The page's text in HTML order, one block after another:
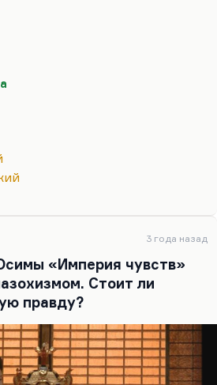
иглы». Остальных
а этот ушёл от него, и
ему никогда не простил. И
точно его вывел,
умеющего всегда быть
небогатом внутреннем
обиды в известном смысле
часть любовной лирики
случае всё, посвящённое…
3 года назад
«Империя чувств»
Стоит ли
правду?